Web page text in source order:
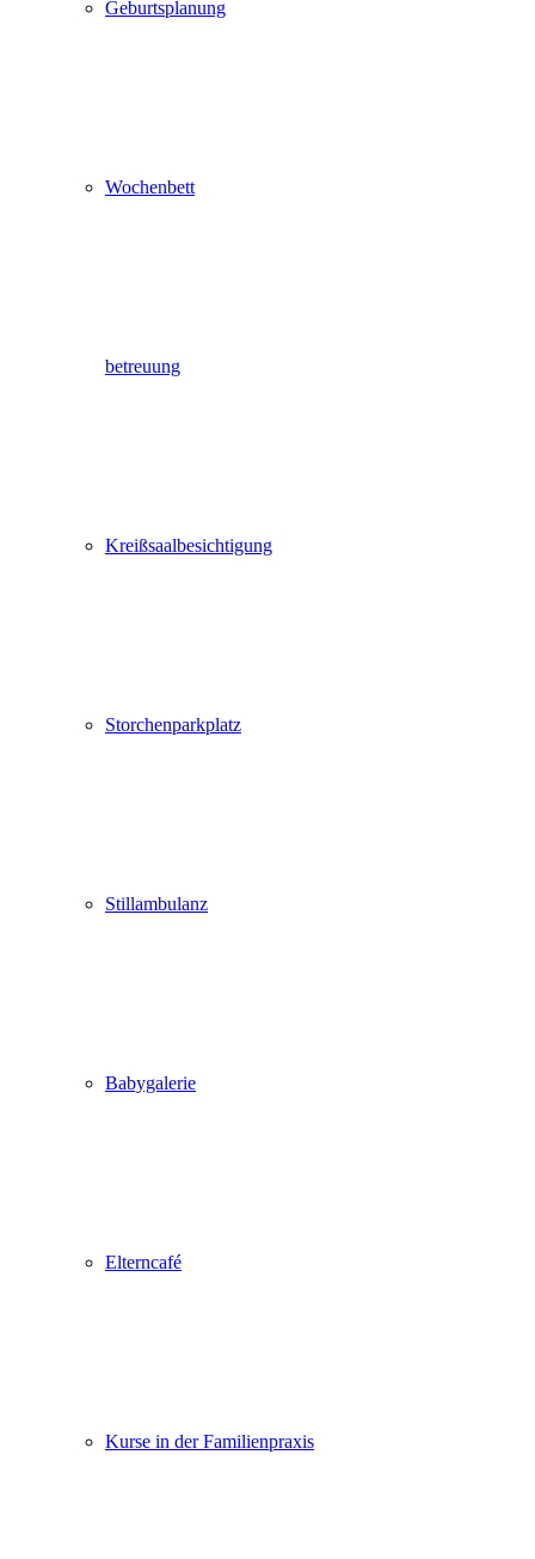
Geburtsplanung
Wochenbett
betreuung
Kreißsaalbesichtigung
Storchenparkplatz
Stillambulanz
Babygalerie
Elterncafé
Kurse in der Familienpraxis